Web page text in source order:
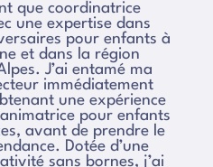
que coordinatrice
une expertise dans
pour enfants à
et dans la région
J’ai entamé ma
immédiatement
une expérience
pour enfants
avant de prendre le
Dotée d’une
sans bornes, j’ai